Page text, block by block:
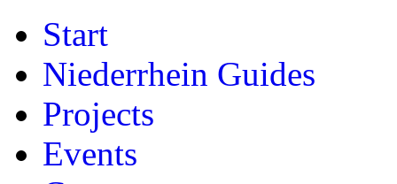
Start
Niederrhein Guides
Projects
Events
Guides FAQs
Font Size
Increase font size